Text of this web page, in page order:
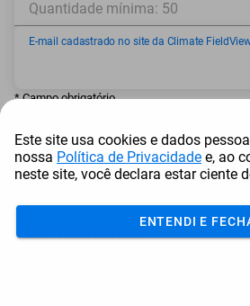
Quantidade mínima: 50
E-mail cadastrado no site da Climate
* Campo obrigatório
Adicionar ao
Mais Resgatados
Este site usa cookies e dados
nossa Política de Privacidade e, ao
neste site, você declara estar ciente
ENTENDI E